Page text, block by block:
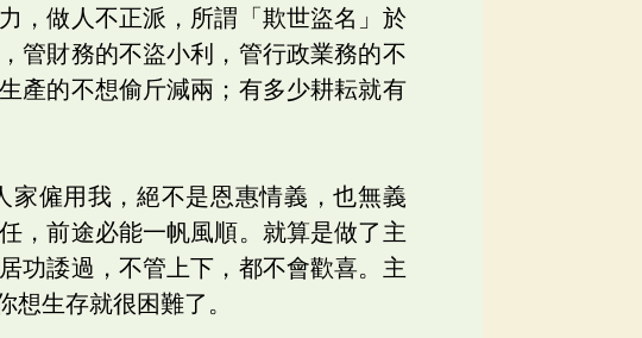
，做人不正派，所謂「欺世盜名」於
管財務的不盜小利，管行政業務的不
產的不想偷斤減兩；有多少耕耘就有
僱用我，絕不是恩惠情義，也無義
，前途必能一帆風順。就算是做了主
功諉過，不管上下，都不會歡喜。主
生存就很困難了。